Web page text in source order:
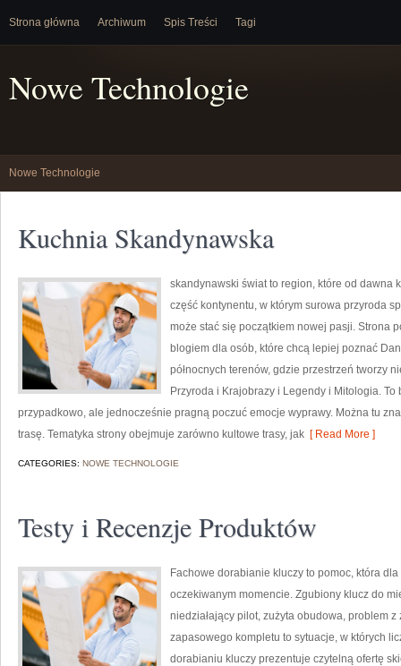
Strona główna Archiwum Spis Treści Tagi
Nowe Technologie
Nowe Technologie
Kuchnia Skandynawska
skandynawski świat to region, które od dawna
część kontynentu, w którym surowa przyroda
może stać się początkiem nowej pasji. Strona
blogiem dla osób, które chcą lepiej poznać
północnych terenów, gdzie przestrzeń tworzy
Przyroda i Krajobrazy i Legendy i Mitologia.
przypadkowo, ale jednocześnie pragną poczuć emocje wyprawy. Można tu
trasę. Tematyka strony obejmuje zarówno kultowe trasy, jak [ Read More ]
CATEGORIES: NOWE TECHNOLOGIE
Testy i Recenzje Produktów
Fachowe dorabianie kluczy to pomoc, która
oczekiwanym momencie. Zgubiony klucz do
niedziałający pilot, zużyta obudowa, problem
zapasowego kompletu to sytuacje, w których
dorabianiu kluczy prezentuje czytelną ofertę